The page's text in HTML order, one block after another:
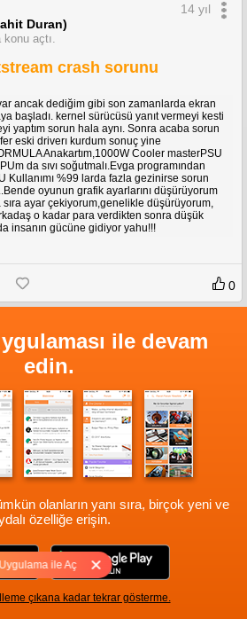
Uygulama ile Aç
Duran)
konu açtı.
14 yıl
crash sorunu
ancak dediğim gibi son zamanlarda ekran
başladı. kernel sürücüsü yanıt vermeyi kesti
yaptım sorun hala aynı. Sonra acaba sorun
eski driverı kurdum sonuç yine
Anakartım,1000W Cooler masterPSU
da sıvı soğutmalı.Evga programından
Kullanımı %99 larda fazla gezinirse sorun
oyunun grafik ayarlarını düşürüyorum
ayar çekiyorum,genelikle düşürüyorum,
o kadar para verdikten sonra düşük
insanın gücüne gidiyor yahu!!!
0
ile devam
edin.
olanların yanı sıra, birçok yeni ve
özelliğe erişin.
çıkana kadar tekrar gösterme.